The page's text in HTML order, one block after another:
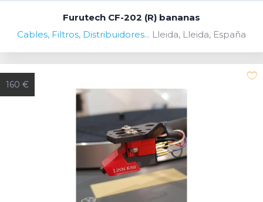
Furutech CF-202 (R) bananas
Cables, Filtros, Distribuidores... Lleida, Lleida, España
160 €